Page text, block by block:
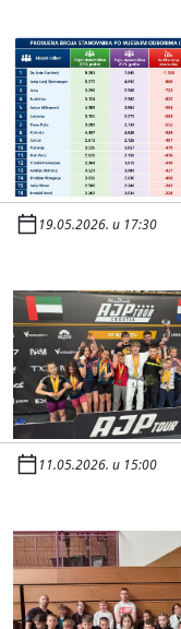
19.05.2026. u 17:30
11.05.2026. u 15:00